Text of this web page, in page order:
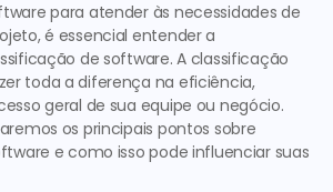
para atender às necessidades de
é essencial entender a
de software. A classificação
toda a diferença na eficiência,
geral de sua equipe ou negócio.
os principais pontos sobre
e como isso pode influenciar suas